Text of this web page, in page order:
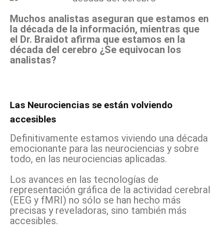
Muchos analistas aseguran que estamos en
la década de la información, mientras que
el Dr. Braidot afirma que estamos en la
década del cerebro ¿Se equivocan los
analistas?
Las Neurociencias se están volviendo
accesibles
Definitivamente estamos viviendo una década
emocionante para las neurociencias y sobre
todo, en las neurociencias aplicadas.
Los avances en las tecnologías de
representación gráfica de la actividad cerebral
(EEG y fMRI) no sólo se han hecho más
precisas y reveladoras, sino también más
accesibles.